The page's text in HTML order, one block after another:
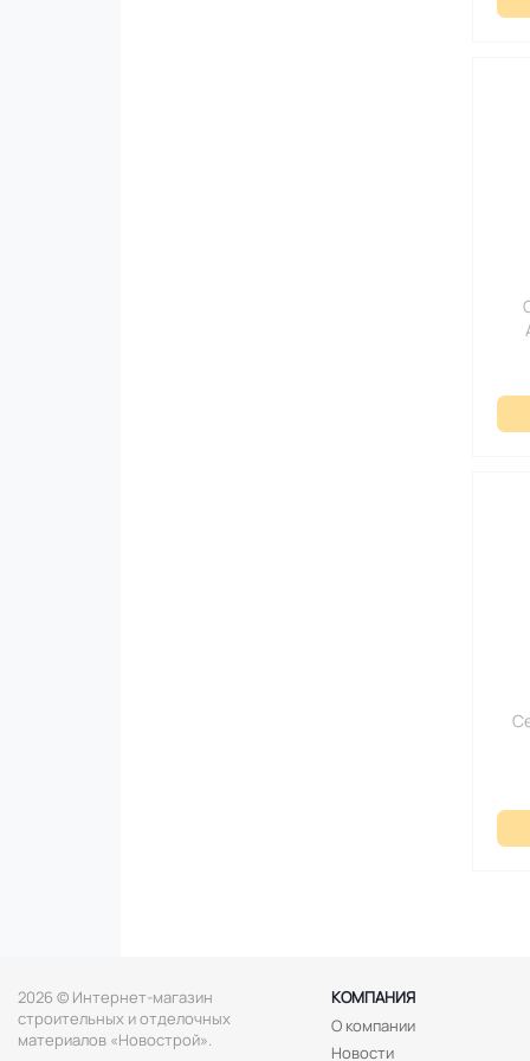
2026 © Интернет-магазин
строительных и отделочных
материалов «Новострой».
КОМПАНИЯ
О компании
Новости